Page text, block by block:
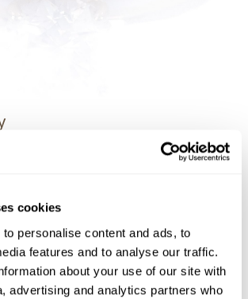
cookies
personalise content and ads, to
features and to analyse our traffic.
about your use of our site with
advertising and analytics partners who
položky a informace o autorovi
> zpět na aukční výsledky